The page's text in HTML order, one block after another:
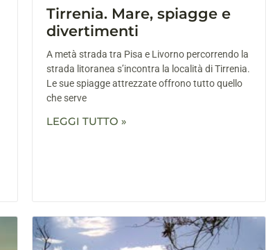
Tirrenia. Mare, spiagge e
divertimenti
A metà strada tra Pisa e Livorno percorrendo la
strada litoranea s’incontra la località di Tirrenia.
Le sue spiagge attrezzate offrono tutto quello
che serve
LEGGI TUTTO »